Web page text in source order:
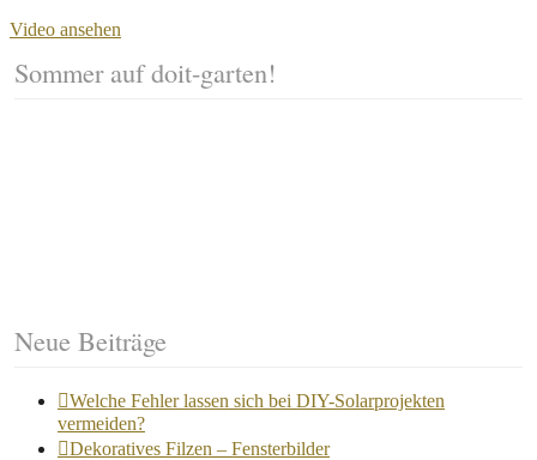
Video ansehen
Sommer auf doit-garten!
Neue Beiträge
Welche Fehler lassen sich bei DIY-Solarprojekten
vermeiden?
Dekoratives Filzen – Fensterbilder